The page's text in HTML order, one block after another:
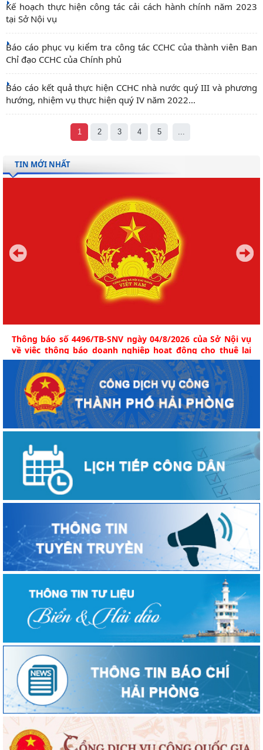
Kế hoạch thực hiện công tác cải cách hành chính năm 2023
tại Sở Nội vụ
Báo cáo phục vụ kiểm tra công tác CCHC của thành viên Ban
Chỉ đạo CCHC của Chính phủ
Báo cáo kết quả thực hiện CCHC nhà nước quý III và phương
hướng, nhiệm vụ thực hiện quý IV năm 2022...
1 2 3 4 5 ...
TIN MỚI NHẤT
Thông báo số 4496/TB-SNV ngày 04/8/2026 của Sở Nội vụ
về việc thông báo doanh nghiệp hoạt động cho thuê lại
lao động (Công ty TNHH quản lý doanh nghiệp ANT Việt
Nam)